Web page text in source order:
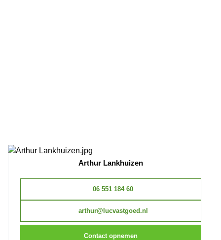
Arthur Lankhuizen
06 551 184 60
arthur@lucvastgoed.nl
Contact opnemen